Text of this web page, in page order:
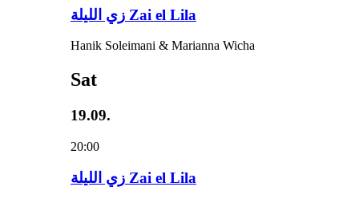
زي‌ اللیلة Zai el Lila
Hanik Soleimani & Marianna Wicha
Sat
19.09.
20:00
زي‌ اللیلة Zai el Lila